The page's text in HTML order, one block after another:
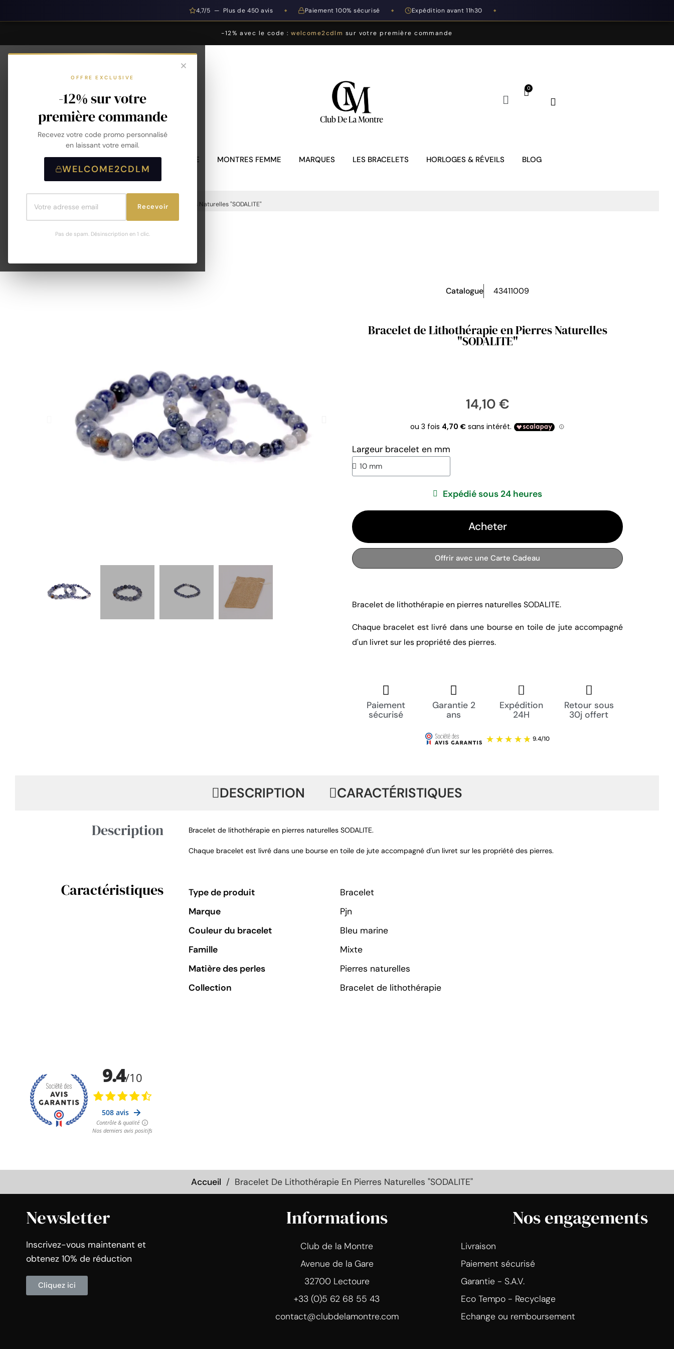
4,7/5 — Plus de 450 avis ◆ Paiement 100% sécurisé ◆ Expédition avant 11h30 ◆
-12% avec le code :welcome2cdlm sur votre première commande
OFFRE EXCLUSIVE
-12% sur votre
première commande
Recevez votre code promo personnalisé
en laissant votre email.
WELCOME2CDLM
Recevoir
Pas de spam. Désinscription en 1 clic.
MONTRES HOMME MONTRES FEMME MARQUES LES BRACELETS HORLOGES & RÉVEILS BLOG
Accueil Bracelet De Lithothérapie En Pierres Naturelles "SODALITE"
Catalogue 43411009
Bracelet de Lithothérapie en Pierres Naturelles
"SODALITE"
14,10 €
Largeur bracelet en mm
Expédié sous 24 heures
Acheter
Offrir avec une Carte Cadeau
Bracelet de lithothérapie en pierres naturelles SODALITE.
Chaque bracelet est livré dans une bourse en toile de jute accompagné
d'un livret sur les propriété des pierres.
Paiement
sécurisé
Garantie 2
ans
Expédition
24H
Retour sous
30j offert
DESCRIPTION CARACTÉRISTIQUES
Description Bracelet de lithothérapie en pierres naturelles SODALITE.
Chaque bracelet est livré dans une bourse en toile de jute accompagné d'un livret sur les propriété des pierres.
Caractéristiques Type de produit
Bracelet
Marque
Pjn
Couleur du bracelet
Bleu marine
Famille
Mixte
Matière des perles
Pierres naturelles
Collection
Bracelet de lithothérapie
Accueil Bracelet De Lithothérapie En Pierres Naturelles "SODALITE"
Newsletter
Inscrivez-vous maintenant et
obtenez 10% de réduction
Cliquez ici
Informations
Club de la Montre
Avenue de la Gare
32700 Lectoure
+33 (0)5 62 68 55 43
contact@clubdelamontre.com
Nos engagements
Livraison
Paiement sécurisé
Garantie - S.A.V.
Eco Tempo - Recyclage
Echange ou remboursement